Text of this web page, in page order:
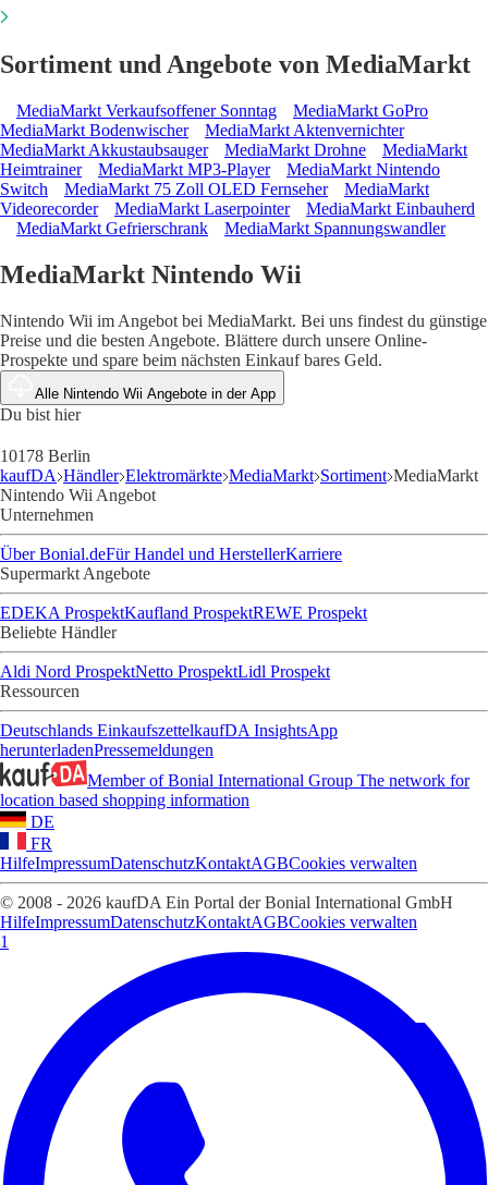
Sortiment und Angebote von MediaMarkt
MediaMarkt Verkaufsoffener Sonntag
MediaMarkt GoPro
MediaMarkt Bodenwischer
MediaMarkt Aktenvernichter
MediaMarkt Akkustaubsauger
MediaMarkt Drohne
MediaMarkt
Heimtrainer
MediaMarkt MP3-Player
MediaMarkt Nintendo
Switch
MediaMarkt 75 Zoll OLED Fernseher
MediaMarkt
Videorecorder
MediaMarkt Laserpointer
MediaMarkt Einbauherd
MediaMarkt Gefrierschrank
MediaMarkt Spannungswandler
MediaMarkt Nintendo Wii
Nintendo Wii im Angebot bei MediaMarkt. Bei uns findest du günstige
Preise und die besten Angebote. Blättere durch unsere Online-
Prospekte und spare beim nächsten Einkauf bares Geld.
Alle Nintendo Wii Angebote in der App
Du bist hier
10178 Berlin
kaufDA Händler Elektromärkte MediaMarkt Sortiment MediaMarkt
Nintendo Wii Angebot
Unternehmen
Über Bonial.deFür Handel und HerstellerKarriere
Supermarkt Angebote
EDEKA ProspektKaufland ProspektREWE Prospekt
Beliebte Händler
Aldi Nord ProspektNetto ProspektLidl Prospekt
Ressourcen
Deutschlands EinkaufszettelkaufDA InsightsApp
herunterladenPressemeldungen
Member of Bonial International Group The network for
location based shopping information
DE
FR
HilfeImpressumDatenschutzKontaktAGBCookies verwalten
© 2008 - 2026 kaufDA Ein Portal der Bonial International GmbH
HilfeImpressumDatenschutzKontaktAGBCookies verwalten
1